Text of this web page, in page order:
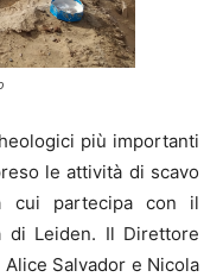
più importanti
le attività di scavo
cui partecipa con il
di Leiden. Il Direttore
Salvador e Nicola